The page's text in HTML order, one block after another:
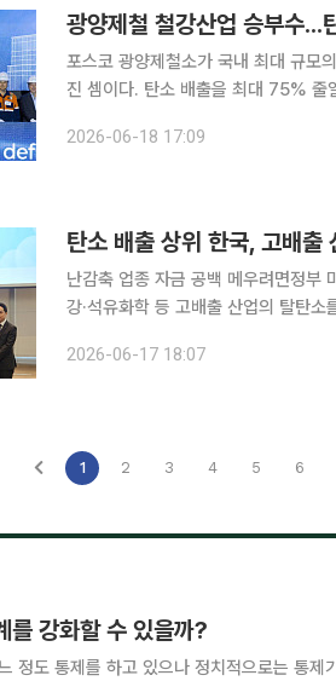
광양제철 철강산업 승부수
포스코 광양제철소가 국내 최대 규모의 전기로를 구축했다. 철
진 셈이다. 탄소 배출을 최대 75% 줄일 수 있는 저탄소 생산체제를 기반으로 글로벌 탄소규제에 대
2026-06-18 17:09
탄소 배출 상위 한국, 고배출
난감축 업종 자금 공백 메우려면정부 마중물 및 로드맵
강·석유화학 등 고배출 산업의 탈탄
17일 오후 2시 서울 중구 대신343에
2026-06-17 18:07
1 2 3 4 5 6
를 강화할 수 있을까?
정도 통제를 하고 있으나 정치적으로는 통